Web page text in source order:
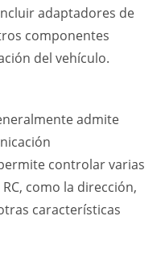
adaptadores de
componentes
del vehículo.
admite
controlar varias
como la dirección,
características